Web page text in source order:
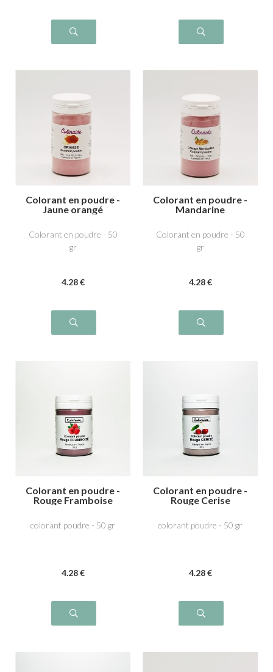
Colorant en poudre -
Jaune orangé
Colorant en poudre - 50
gr
4.28 €
Colorant en poudre -
Mandarine
Colorant en poudre - 50
gr
4.28 €
Colorant en poudre -
Rouge Framboise
colorant poudre - 50 gr
4.28 €
Colorant en poudre -
Rouge Cerise
colorant poudre - 50 gr
4.28 €